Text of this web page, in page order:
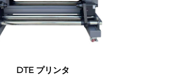
DTE プリンタ